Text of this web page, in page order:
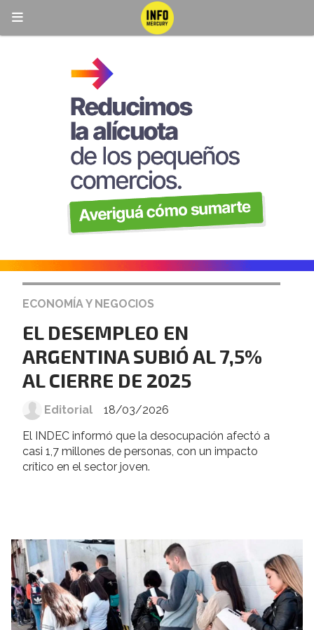
EL DESEMPLEO EN
ARGENTINA SUBIÓ AL 7,5%
AL CIERRE DE 2025
El INDEC informó que la desocupación afectó a
casi 1,7 millones de personas, con un impacto
crítico en el sector joven.
ECONOMÍA Y NEGOCIOS
18/03/2026
Editorial